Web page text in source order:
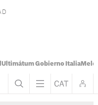
Ultimátum Gobierno Italia